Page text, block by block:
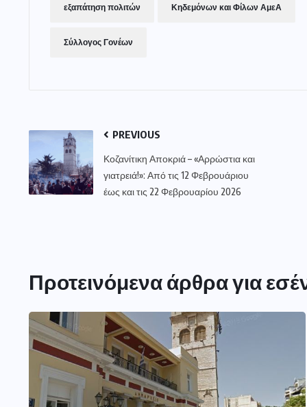
εξαπάτηση πολιτών Κηδεμόνων και Φίλων ΑμεΑ
Σύλλογος Γονέων
PREVIOUS
Κοζανίτικη Αποκριά – «Αρρώστια και
γιατρειά!»: Από τις 12 Φεβρουάριου
έως και τις 22 Φεβρουαρίου 2026
Προτεινόμενα άρθρα για